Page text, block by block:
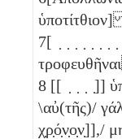
7[ ̣ ̣ ̣ ̣ ̣ ̣ ̣ ̣ ̣ ̣]
8 [[ ̣ ̣ ̣ ̣]] ὑπʼ
\αὐ(τῆς)/
χ̣ρ̣ό̣ν̣ο̣ν̣]],/